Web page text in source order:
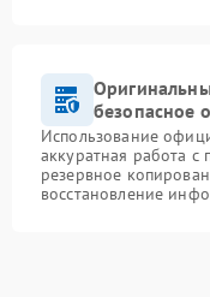
безопасное
Использование
аккуратная работа с
резервное
восстановление